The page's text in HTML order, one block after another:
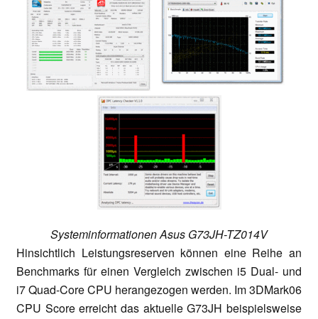
Systeminformationen Asus G73JH-TZ014V
Hinsichtlich Leistungsreserven können eine Reihe an
Benchmarks für einen Vergleich zwischen i5 Dual- und
i7 Quad-Core CPU herangezogen werden. Im 3DMark06
CPU Score erreicht das aktuelle G73JH beispielsweise